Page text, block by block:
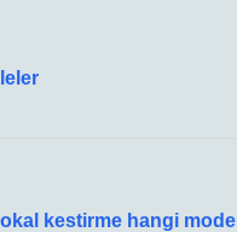
kestirme hangi